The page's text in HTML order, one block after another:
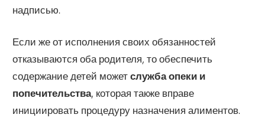
надписью.
Если же от исполнения своих обязанностей
отказываются оба родителя, то обеспечить
содержание детей можетслужба опеки и
попечительства, которая также вправе
инициировать процедуру назначения алиментов.